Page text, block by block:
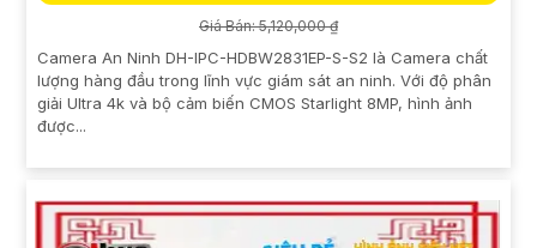
Giá Bán: 5,120,000 ₫
Camera An Ninh DH-IPC-HDBW2831EP-S-S2 là Camera chất
lượng hàng đầu trong lĩnh vực giám sát an ninh. Với độ phân
giải Ultra 4k và bộ cảm biến CMOS Starlight 8MP, hình ảnh
được...